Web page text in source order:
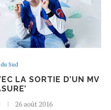
Sud
LA SORTIE D’UN MV
26 août 2016